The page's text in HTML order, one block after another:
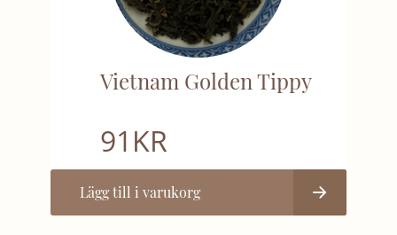
Vietnam Golden Tippy
91 KR
Lägg till i varukorg